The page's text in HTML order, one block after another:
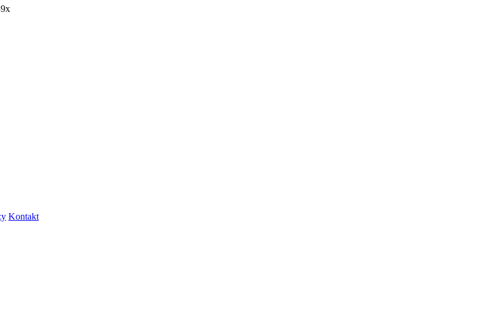
Kontakt